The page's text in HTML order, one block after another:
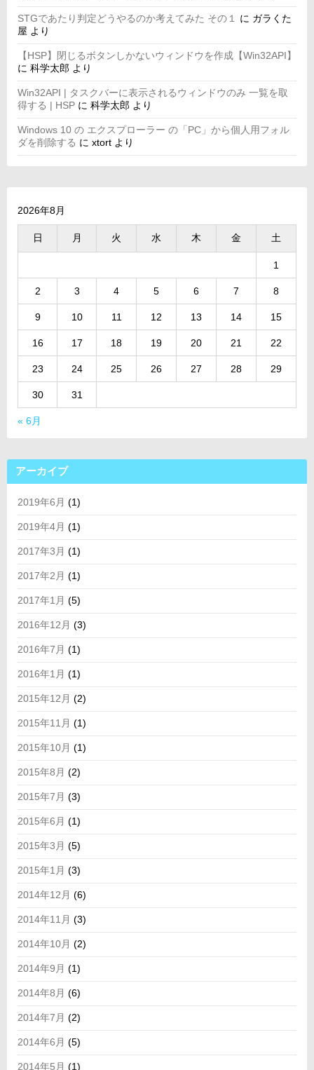
STGであたり判定どうやるのか考えてみた その１ に ガラくた
屋 より
【HSP】閉じるボタンしかないウィンドウを作成【Win32API】
に 科学太郎 より
Win32API | タスクバーに表示されるウィンドウのみ 一覧を取
得する | HSP に 科学太郎 より
Windows 10 の エクスプローラー の「PC」から個人用フォル
ダを削除する に xtort より
2026年8月
日 月 火 水 木 金 土
1
2 3 4 5 6 7 8
9 10 11 12 13 14 15
16 17 18 19 20 21 22
23 24 25 26 27 28 29
30 31
« 6月
アーカイブ
2019年6月 (1)
2019年4月 (1)
2017年3月 (1)
2017年2月 (1)
2017年1月 (5)
2016年12月 (3)
2016年7月 (1)
2016年1月 (1)
2015年12月 (2)
2015年11月 (1)
2015年10月 (1)
2015年8月 (2)
2015年7月 (3)
2015年6月 (1)
2015年3月 (5)
2015年1月 (3)
2014年12月 (6)
2014年11月 (3)
2014年10月 (2)
2014年9月 (1)
2014年8月 (6)
2014年7月 (2)
2014年6月 (5)
2014年5月 (1)